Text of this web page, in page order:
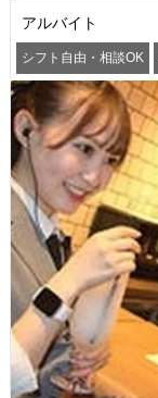
アルバイト
シフト自由・相談OK